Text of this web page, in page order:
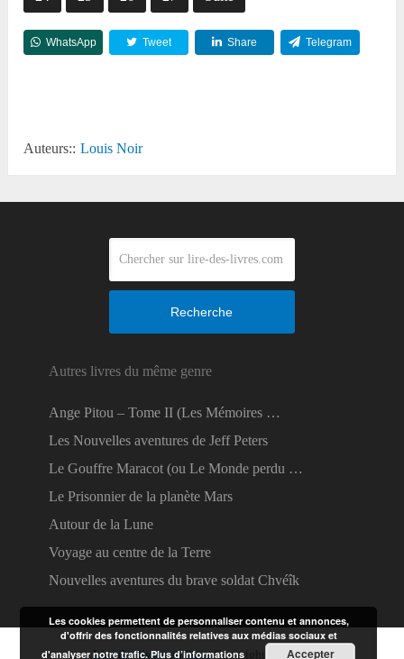
WhatsApp Tweet Share Telegram
Auteurs:: Louis Noir
Recherche
Autres livres du même genre
Ange Pitou – Tome II (Les Mémoires …
Les Nouvelles aventures de Jeff Peters
Le Gouffre Maracot (ou Le Monde perdu …
Le Prisonnier de la planète Mars
Autour de la Lune
Voyage au centre de la Terre
Nouvelles aventures du brave soldat Chvéîk
Lire des livres en ligneCopyright © 2026.
Les cookies permettent de personnaliser contenu et annonces,
d'offrir des fonctionnalités relatives aux médias sociaux et
d'analyser notre trafic.Plus d’informations Accepter